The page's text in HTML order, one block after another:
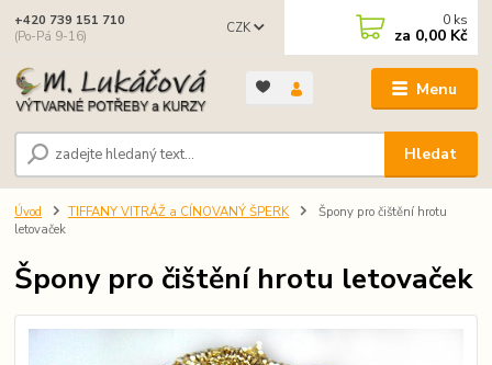
Menu
CZK
Hledat
+420 739 151 710
(Po-Pá 9-16)
0 ks
za 0,00 Kč
Úvod TIFFANY VITRÁŽ a CÍNOVANÝ ŠPERK
Špony pro čištění hrotu
letovaček
Špony pro čištění hrotu letovaček